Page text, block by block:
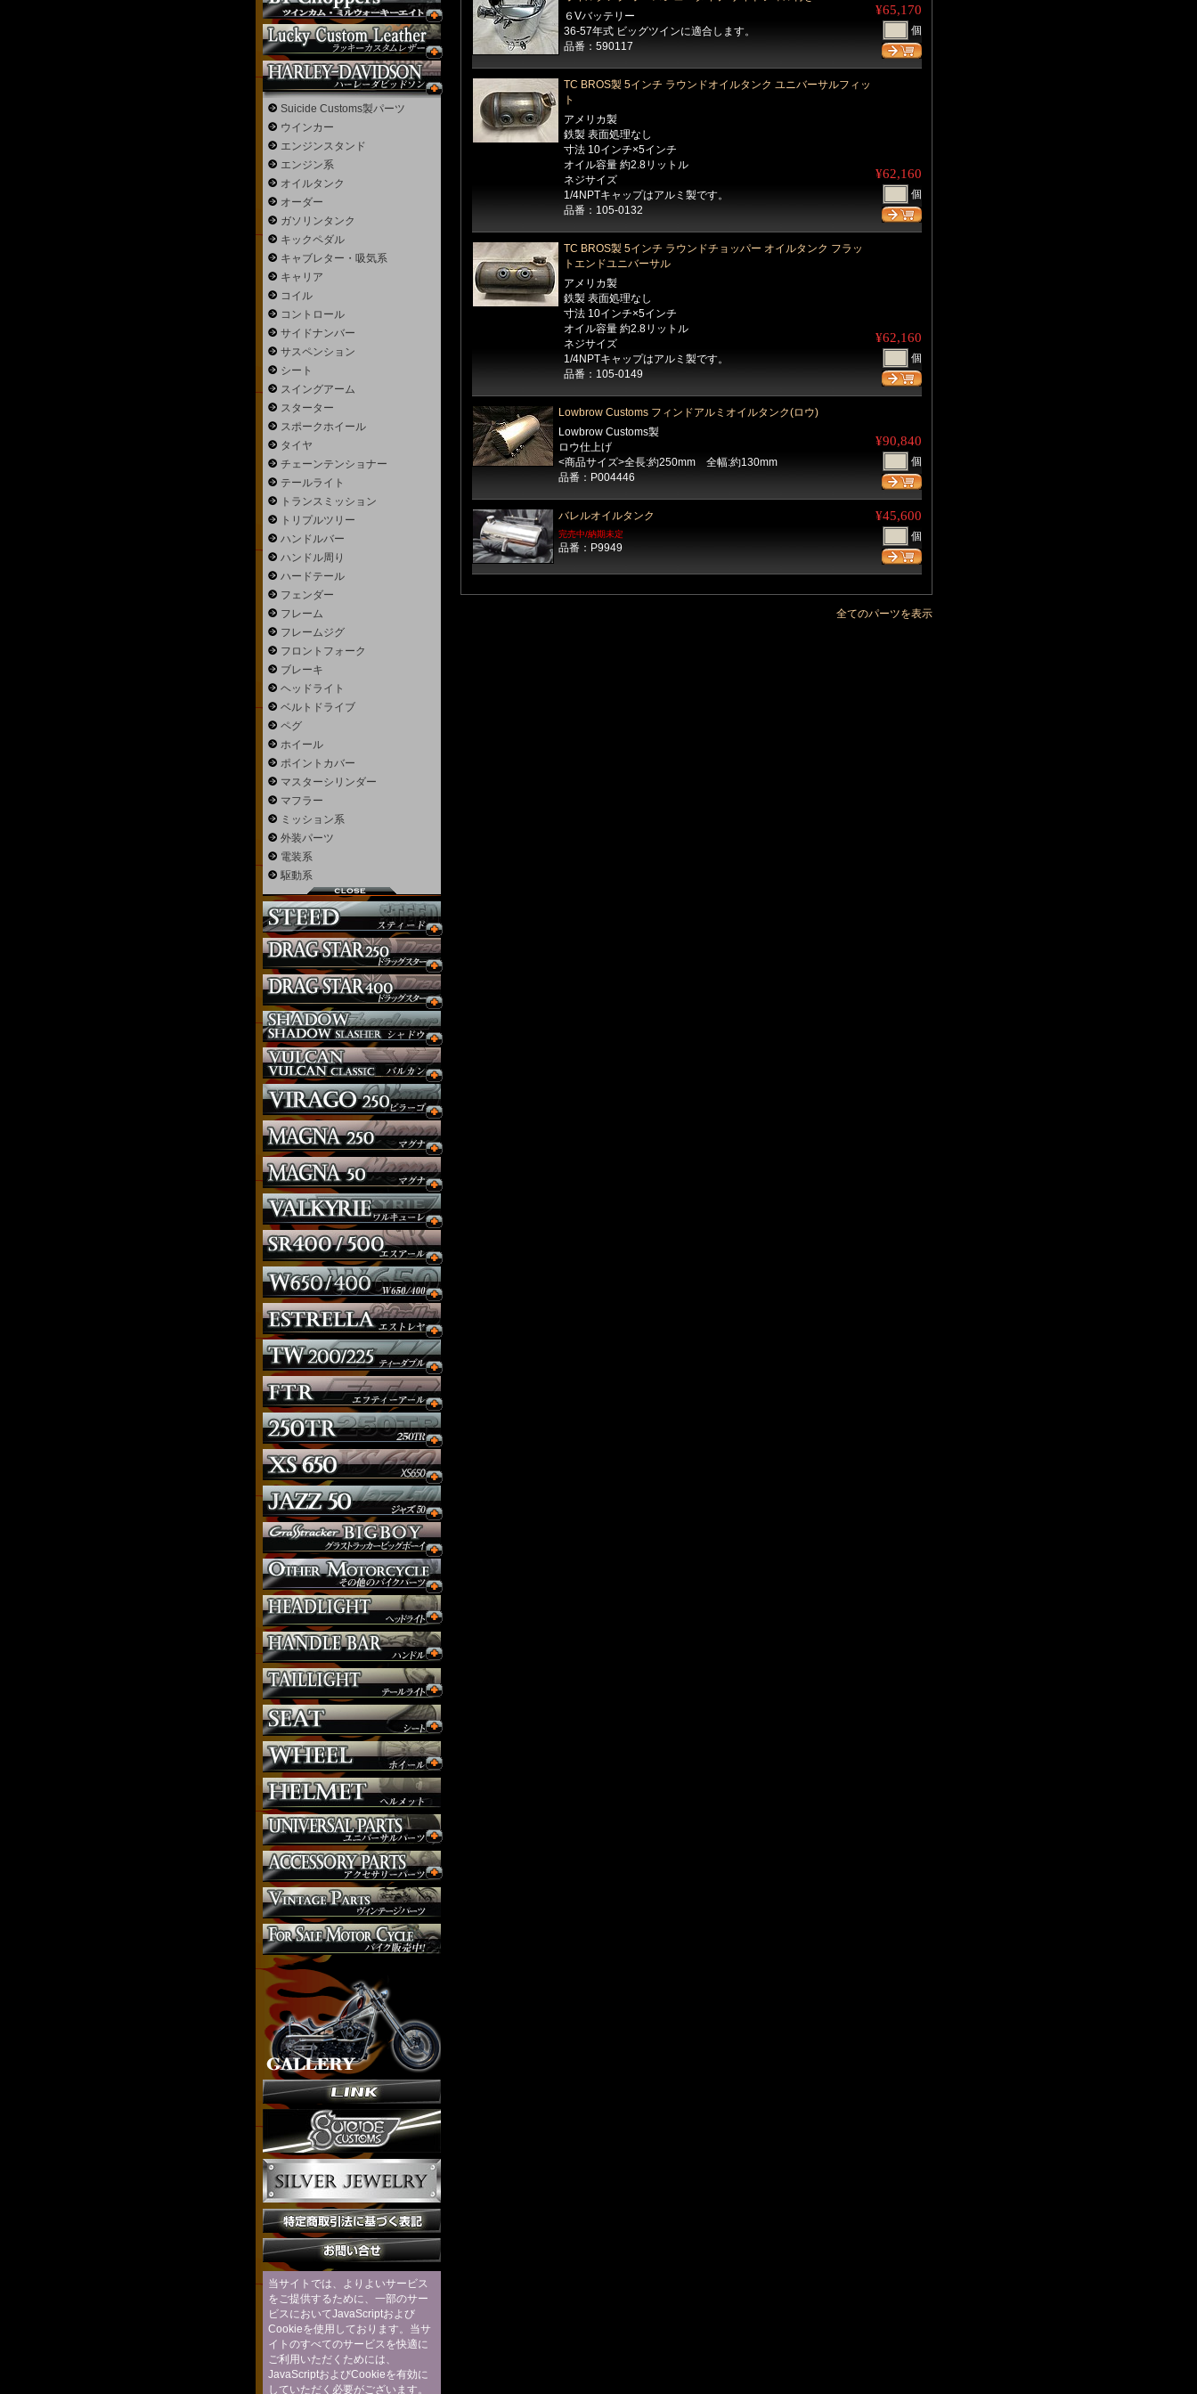
６Vバッテリー
36-57年式 ビッグツインに適合します。
品番：590117
¥65,170
個
TC BROS製 5インチ ラウンドオイルタンク ユニバーサルフィッ
ト
アメリカ製
鉄製 表面処理なし
寸法 10インチ×5インチ
オイル容量 約2.8リットル
ネジサイズ
1/4NPTキャップはアルミ製です。
品番：105-0132
¥62,160
個
TC BROS製 5インチ ラウンドチョッパー オイルタンク フラッ
トエンドユニバーサル
アメリカ製
鉄製 表面処理なし
寸法 10インチ×5インチ
オイル容量 約2.8リットル
ネジサイズ
1/4NPTキャップはアルミ製です。
品番：105-0149
¥62,160
個
Lowbrow Customs フィンドアルミオイルタンク(ロウ)
Lowbrow Customs製
ロウ仕上げ
<商品サイズ>全長:約250mm 全幅:約130mm
品番：P004446
¥90,840
個
バレルオイルタンク
完売中/納期未定
品番：P9949
¥45,600
個
全てのパーツを表示
Suicide Customs製パーツ
ウインカー
エンジンスタンド
エンジン系
オイルタンク
オーダー
ガソリンタンク
キックペダル
キャブレター・吸気系
キャリア
コイル
コントロール
サイドナンバー
サスペンション
シート
スイングアーム
スターター
スポークホイール
タイヤ
チェーンテンショナー
テールライト
トランスミッション
トリプルツリー
ハンドルバー
ハンドル周り
ハードテール
フェンダー
フレーム
フレームジグ
フロントフォーク
ブレーキ
ヘッドライト
ベルトドライブ
ペグ
ホイール
ポイントカバー
マスターシリンダー
マフラー
ミッション系
外装パーツ
電装系
駆動系
ウインカー
オーダー
ガソリンタンク
サイドナンバー
サスペンション
シート
ジョッキーシフト
ハンドルバー
ハンドル周り
ヘッドライト
マフラー
外装パーツ
当サイトでは、よりよいサービス
をご提供するために、一部のサー
ビスにおいてJavaScriptおよび
Cookieを使用しております。当サ
イトのすべてのサービスを快適に
ご利用いただくためには、
JavaScriptおよびCookieを有効に
していただく必要がございます。